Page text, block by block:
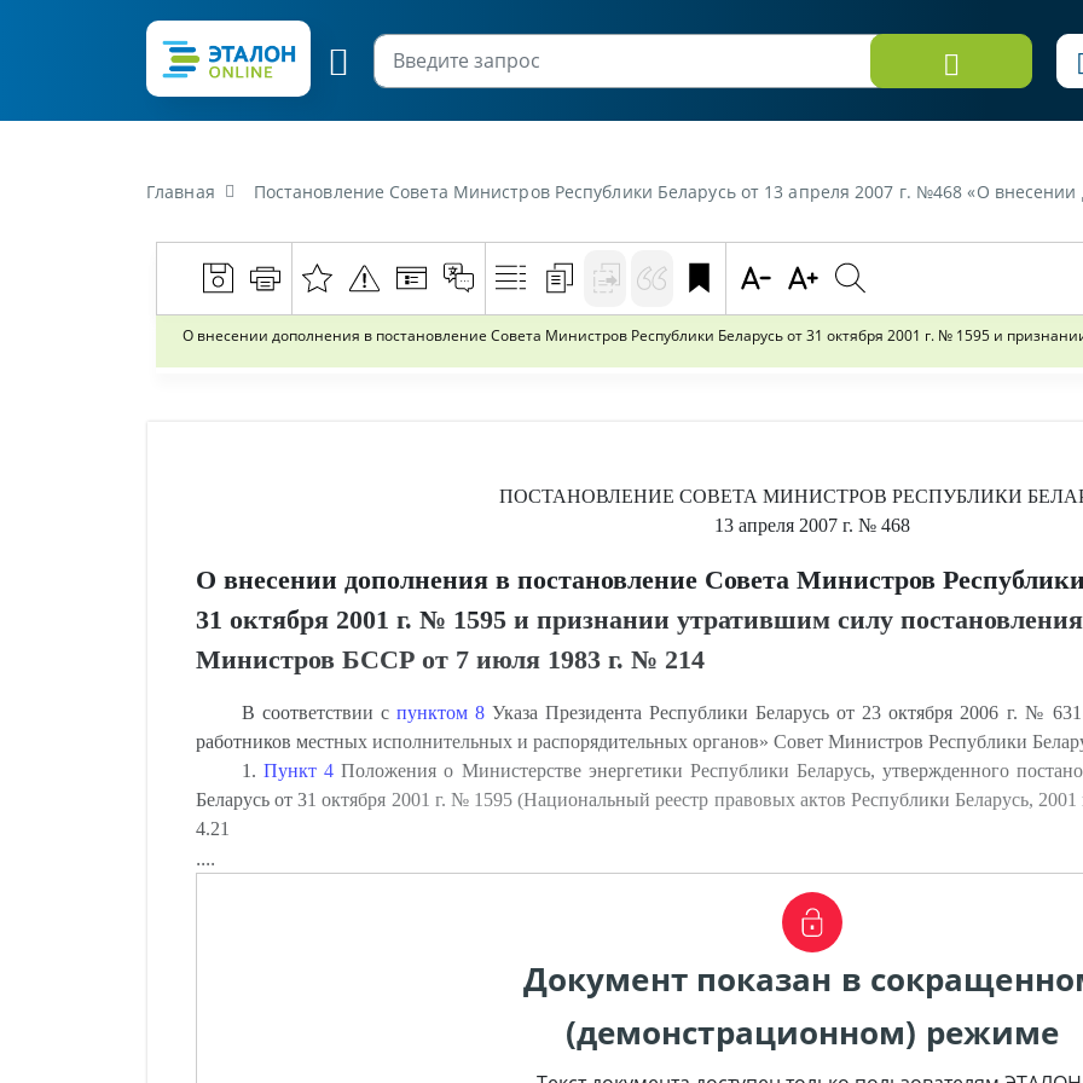
Главная Постановление Совета Министров Республики Беларусь от 13 апреля 2007 г. №468 «О внесении дополнения в постановление Совета Министров Республики Беларусь от 31 октября 2001 г. № 1595
О внесении дополнения в постановление Совета Министров Республики Беларусь от 31 октября 2001 г. № 1595 и
ПОСТАНОВЛЕНИЕ СОВЕТА МИНИСТРОВ РЕСПУБЛИКИ
13 апреля 2007 г. № 468
О внесении дополнения в постановление Совета Министров
31 октября 2001 г. № 1595 и признании утратившим силу
Министров БССР от 7 июля 1983 г. № 214
В соответствии с пунктом 8 Указа Президента Республики Беларусь от 23 октября 2006 г. №
работников местных исполнительных и распорядительных органов» Совет Министров Республики
1. Пункт 4 Положения о Министерстве энергетики Республики Беларусь, утвержденного
Беларусь от 31 октября 2001 г. № 1595 (Национальный реестр правовых актов Республики Беларусь,
4.21
....
Документ показан в
(демонстрационном) режиме